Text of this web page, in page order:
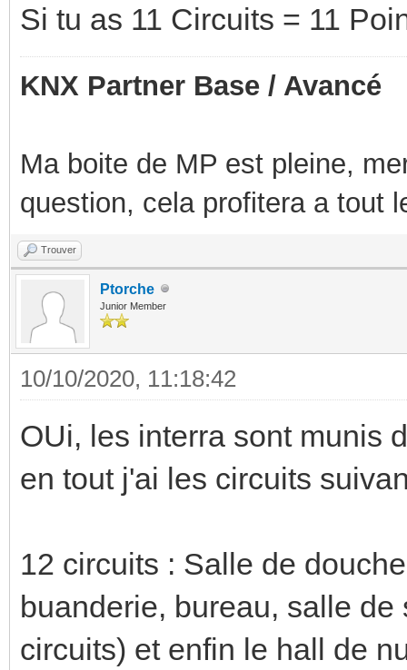
Si tu as 11 Circuits = 11
KNX Partner Base / Avancé
Ma boite de MP est pleine,
question, cela profitera a tout
Trouver
Ptorche
Junior Member
10/10/2020, 11:18:42
OUi, les interra sont munis
en tout j'ai les circuits
12 circuits : Salle de
buanderie, bureau, salle
circuits) et enfin le hall de